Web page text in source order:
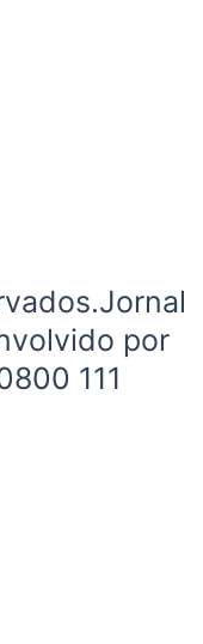
por
111